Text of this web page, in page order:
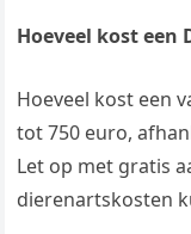
Hoeveel kost een
Hoeveel kost een
tot 750 euro,
Let op met gratis
dierenartskosten